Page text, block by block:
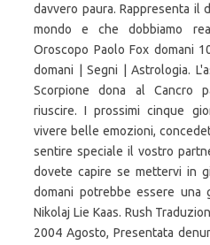
davvero paura. Rappresenta il
mondo e che dobbiamo
Oroscopo Paolo Fox domani
domani | Segni | Astrologia.
Scorpione dona al Cancro
riuscire. I prossimi cinque
vivere belle emozioni,
sentire speciale il vostro
dovete capire se mettervi in
domani potrebbe essere una
Nikolaj Lie Kaas. Rush
2004 Agosto, Presentata